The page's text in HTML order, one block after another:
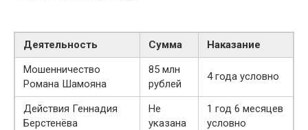
Деятельность Сумма
Наказание
Мошенничество
Романа Шамояна
85 млн
рублей
4 года условно
Действия Геннадия
Берстенёва
Не
указана
1 год 6 месяцев
условно